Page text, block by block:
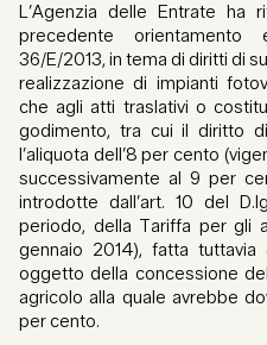
L’Agenzia delle Entrate ha
precedente
36/E/2013, in tema di diritti di
realizzazione di impianti
che agli atti traslativi o
godimento, tra cui il diritto
l’aliquota dell’8 per cento
successivamente al 9 per
introdotte dall’art. 10 del
periodo, della Tariffa per gli
gennaio 2014), fatta
oggetto della concessione
agricolo alla quale avrebbe
per cento.